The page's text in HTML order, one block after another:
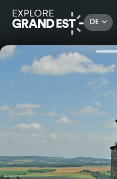
DE
Sehenswertes in der Region